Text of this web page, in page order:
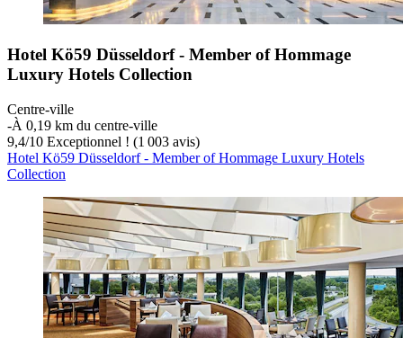
Hotel Kö59 Düsseldorf - Member of Hommage
Luxury Hotels Collection
Centre-ville
‐À 0,19 km du centre-ville
9,4/10 Exceptionnel ! (1 003 avis)
Hotel Kö59 Düsseldorf - Member of Hommage Luxury Hotels
Collection